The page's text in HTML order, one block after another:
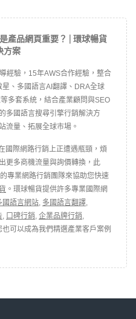
產品網頁重要？ | 環球暢貨
方案
經驗，15年AWS合作經驗，整合
、多國語言AI翻譯、DRA全球
多套系統，結合產業顧問與SEO
多國語言搜尋引擎行銷解決方
流量、拓展全球市場。
國際網路行銷上正遭遇瓶頸，煩
更多商機流量與詢價轉換，此
專業網路行銷團隊來協助您快速
。環球暢貨提供許多專業國際網
國語言網站, 多國語言翻譯,
, 口碑行銷, 企業品牌行銷,
可以成為我們精選產業客戶案例